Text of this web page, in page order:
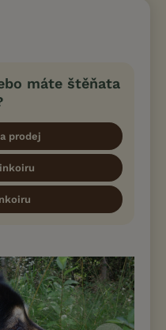
máte štěňata
prodej